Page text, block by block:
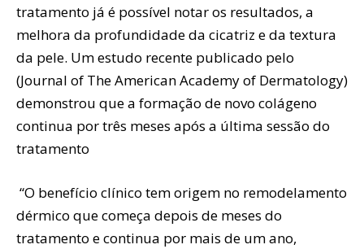
tratamento já é possível notar os resultados, a
melhora da profundidade da cicatriz e da textura
da pele. Um estudo recente publicado pelo
(Journal of The American Academy of Dermatology)
demonstrou que a formação de novo colágeno
continua por três meses após a última sessão do
tratamento
“O benefício clínico tem origem no remodelamento
dérmico que começa depois de meses do
tratamento e continua por mais de um ano,